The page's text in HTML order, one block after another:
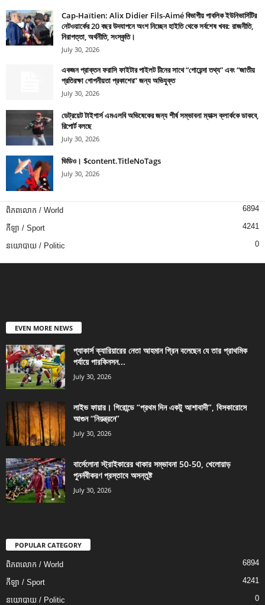
Cap-Haïtien: Alix Didier Fils-Aimé বিভাগীয় পাবলিক ইউনিভার্সিটির
নেটওয়ার্কের 20 বছর উদযাপনে অংশ নিচ্ছেন হাইতি থেকে সর্বশেষ খবর: রাজনীতি,
নিরাপত্তা, অর্থনীতি, সংস্কৃতি।
July 30, 2026
একজন প্রাক্তন ফরাসি ফাইটার পাইলট চীনের সাথে “গোয়েন্দা তথ্য” এবং “জাতীয়
প্রতিরক্ষা গোপনীয়তা প্রকাশের” জন্য অভিযুক্ত
July 30, 2026
ডেট্রয়েট টাইগার্স এমএলবি অভিষেকের জন্য শীর্ষ সম্ভাবনা ম্যাক্স ক্লার্ককে ডাকবে,
রিপোর্ট বলছে
July 30, 2026
ভিডিও। $content.TitleNoTags
July 30, 2026
ពិភពលោក / World 6894
កីឡា / Sport 4241
នយោបាយ / Politic 0
EVEN MORE NEWS
প্যাকার্স ক্যারিয়ারের নেতা আহমান গ্রিন বলেছেন যে তার প্রাথমিক
পর্যায়ে পারকিনসন...
July 30, 2026
লাইভ ফায়ার। গিরোন্ডে “প্রথম দিন একটু আশাবাদী”, বিসকারোসে
আগুন “নিয়ন্ত্রনে”
July 30, 2026
বার্সেলোনা স্ট্রাইকারের থাকার সম্ভাবনা 50-50, খেলোয়াড়
পুনর্নবীকরণ প্রস্তাবে অসন্তুষ্ট
July 30, 2026
POPULAR CATEGORY
ពិភពលោក / World 6894
កីឡា / Sport 4241
នយោបាយ / Politic 0